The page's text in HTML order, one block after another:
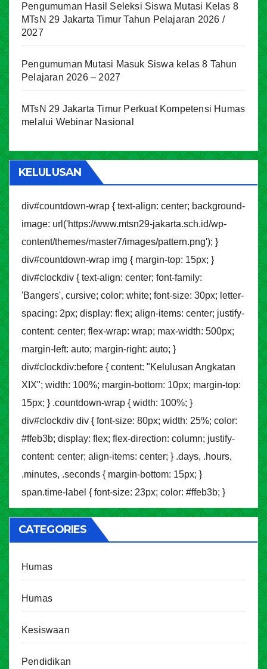
Pengumuman Hasil Seleksi Siswa Mutasi Kelas 8
MTsN 29 Jakarta Timur Tahun Pelajaran 2026 /
2027
Pengumuman Mutasi Masuk Siswa kelas 8 Tahun
Pelajaran 2026 – 2027
MTsN 29 Jakarta Timur Perkuat Kompetensi Humas
melalui Webinar Nasional
KELULUSAN
div#countdown-wrap { text-align: center; background-
image: url('https://www.mtsn29-jakarta.sch.id/wp-
content/themes/master7/images/pattern.png'); }
div#countdown-wrap img { margin-top: 15px; }
div#clockdiv { text-align: center; font-family:
'Bangers', cursive; color: white; font-size: 30px; letter-
spacing: 2px; display: flex; align-items: center; justify-
content: center; flex-wrap: wrap; max-width: 500px;
margin-left: auto; margin-right: auto; }
div#clockdiv:before { content: "Kelulusan Angkatan
XIX"; width: 100%; margin-bottom: 10px; margin-top:
15px; } .countdown-wrap { width: 100%; }
div#clockdiv div { font-size: 80px; width: 25%; color:
#ffeb3b; display: flex; flex-direction: column; justify-
content: center; align-items: center; } .days, .hours,
.minutes, .seconds { margin-bottom: 15px; }
span.time-label { font-size: 23px; color: #ffeb3b; }
CATEGORIES
Humas
Humas
Kesiswaan
Pendidikan